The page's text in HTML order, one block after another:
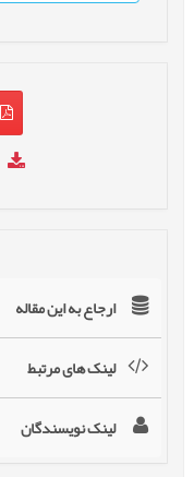
PDF
ارجاع به این مقاله
لینک های مرتبط
لینک نویسندگان